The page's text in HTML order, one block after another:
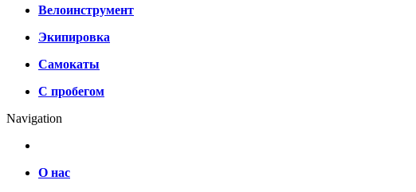
Велоинструмент
Экипировка
Самокаты
С пробегом
Navigation
О нас